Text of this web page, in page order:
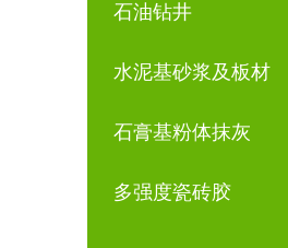
石油钻井
水泥基砂浆及板材
石膏基粉体抹灰
多强度瓷砖胶